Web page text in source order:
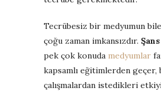
Tecrübesiz bir medyumun bile
çoğu zaman imkansızdır.
pek çok konuda medyumlar
kapsamlı eğitimlerden geçer,
çalışmalardan istedikleri